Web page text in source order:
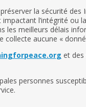
la sécurité
l’intégrité ou
les meilleurs délais
collecte aucune «
et
personnes